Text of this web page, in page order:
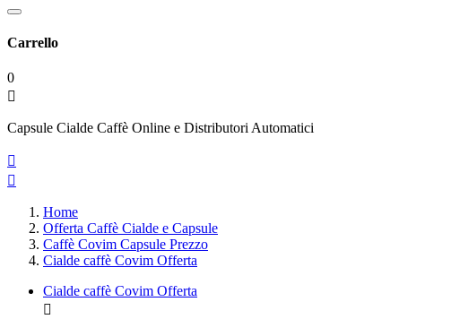
Carrello
0

Capsule Cialde Caffè Online e Distributori Automatici


Home
Offerta Caffè Cialde e Capsule
Caffè Covim Capsule Prezzo
Cialde caffè Covim Offerta
Cialde caffè Covim Offerta
